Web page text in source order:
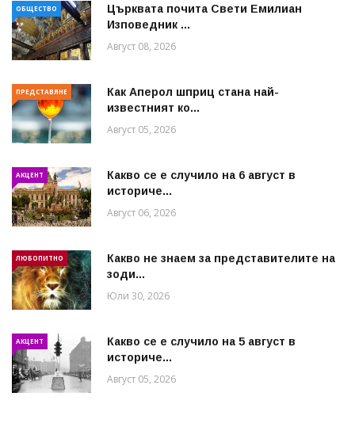
ОБЩЕСТВО
Църквата почита Свeти Емилиан
Изповедник ...
Август 08, 2026
ПРЕДСТАВЯНЕ
Как Аперол шприц стана най-
известният ко...
Август 05, 2026
АКЦЕНТ
Какво се е случило на 6 август в
историче...
Август 06, 2026
ЛЮБОПИТНО
Какво не знаем за представителите на
зоди...
Юли 30, 2026
АКЦЕНТ
Какво се е случило на 5 август в
историче...
Август 05, 2026